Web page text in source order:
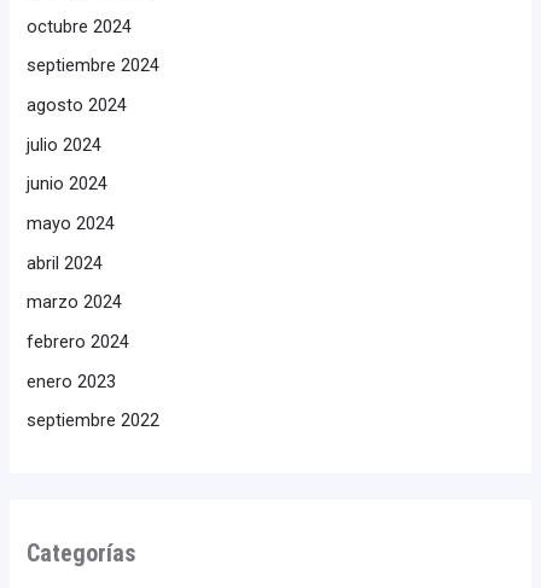
octubre 2024
septiembre 2024
agosto 2024
julio 2024
junio 2024
mayo 2024
abril 2024
marzo 2024
febrero 2024
enero 2023
septiembre 2022
Categorías